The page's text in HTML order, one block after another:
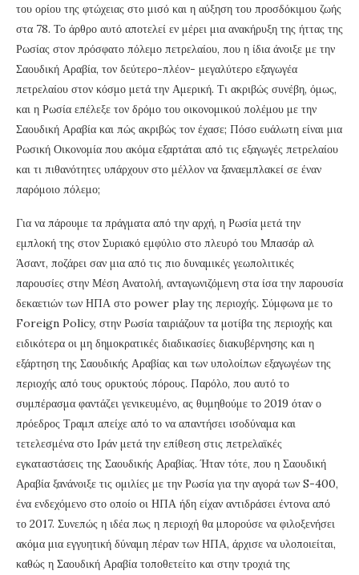
του ορίου της φτώχειας στο μισό και η αύξηση του προσδόκιμου ζωής
στα 78. Το άρθρο αυτό αποτελεί εν μέρει μια ανακήρυξη της ήττας της
Ρωσίας στον πρόσφατο πόλεμο πετρελαίου, που η ίδια άνοιξε με την
Σαουδική Αραβία, τον δεύτερο-πλέον- μεγαλύτερο εξαγωγέα
πετρελαίου στον κόσμο μετά την Αμερική. Τι ακριβώς συνέβη, όμως,
και η Ρωσία επέλεξε τον δρόμο του οικονομικού πολέμου με την
Σαουδική Αραβία και πώς ακριβώς τον έχασε; Πόσο ευάλωτη είναι μια
Ρωσική Οικονομία που ακόμα εξαρτάται από τις εξαγωγές πετρελαίου
και τι πιθανότητες υπάρχουν στο μέλλον να ξαναεμπλακεί σε έναν
παρόμοιο πόλεμο;
Για να πάρουμε τα πράγματα από την αρχή, η Ρωσία μετά την
εμπλοκή της στον Συριακό εμφύλιο στο πλευρό του Μπασάρ αλ
Άσαντ, ποζάρει σαν μια από τις πιο δυναμικές γεωπολιτικές
παρουσίες στην Μέση Ανατολή, ανταγωνιζόμενη στα ίσα την παρουσία
δεκαετιών των ΗΠΑ στο power play της περιοχής. Σύμφωνα με το
Foreign Policy, στην Ρωσία ταιριάζουν τα μοτίβα της περιοχής και
ειδικότερα οι μη δημοκρατικές διαδικασίες διακυβέρνησης και η
εξάρτηση της Σαουδικής Αραβίας και των υπολοίπων εξαγωγέων της
περιοχής από τους ορυκτούς πόρους. Παρόλο, που αυτό το
συμπέρασμα φαντάζει γενικευμένο, ας θυμηθούμε το 2019 όταν ο
πρόεδρος Τραμπ απείχε από το να απαντήσει ισοδύναμα και
τετελεσμένα στο Ιράν μετά την επίθεση στις πετρελαϊκές
εγκαταστάσεις της Σαουδικής Αραβίας. Ήταν τότε, που η Σαουδική
Αραβία ξανάνοιξε τις ομιλίες με την Ρωσία για την αγορά των S-400,
ένα ενδεχόμενο στο οποίο οι ΗΠΑ ήδη είχαν αντιδράσει έντονα από
το 2017. Συνεπώς η ιδέα πως η περιοχή θα μπορούσε να φιλοξενήσει
ακόμα μια εγγυητική δύναμη πέραν των ΗΠΑ, άρχισε να υλοποιείται,
καθώς η Σαουδική Αραβία τοποθετείτο και στην τροχιά της